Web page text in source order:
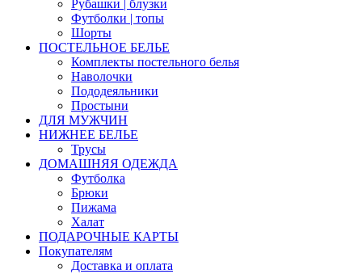
Рубашки | блузки
Футболки | топы
Шорты
ПОСТЕЛЬНОЕ БЕЛЬЕ
Комплекты постельного белья
Наволочки
Пододеяльники
Простыни
ДЛЯ МУЖЧИН
НИЖНЕЕ БЕЛЬЕ
Трусы
ДОМАШНЯЯ ОДЕЖДА
Футболка
Брюки
Пижама
Халат
ПОДАРОЧНЫЕ КАРТЫ
Покупателям
Доставка и оплата